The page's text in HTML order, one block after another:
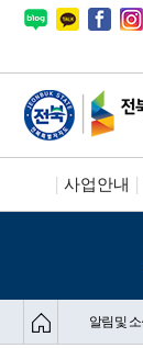
사업안내
알림 및 소